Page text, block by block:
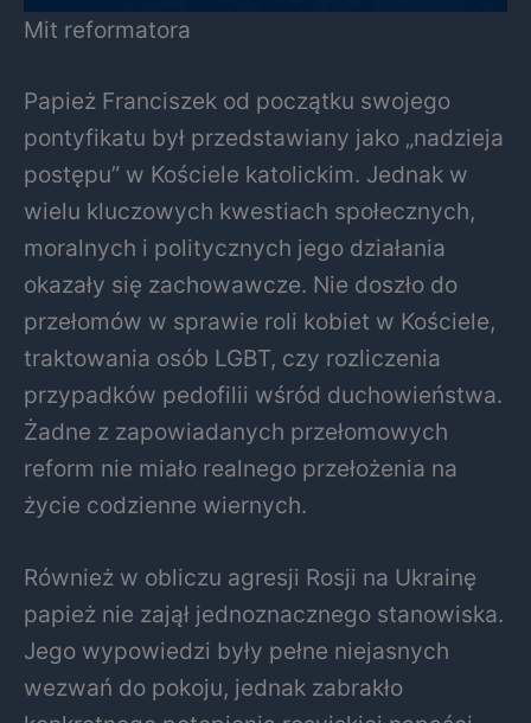
Mit reformatora
Papież Franciszek od początku swojego
pontyfikatu był przedstawiany jako „nadzieja
postępu” w Kościele katolickim. Jednak w
wielu kluczowych kwestiach społecznych,
moralnych i politycznych jego działania
okazały się zachowawcze. Nie doszło do
przełomów w sprawie roli kobiet w Kościele,
traktowania osób LGBT, czy rozliczenia
przypadków pedofilii wśród duchowieństwa.
Żadne z zapowiadanych przełomowych
reform nie miało realnego przełożenia na
życie codzienne wiernych.
Również w obliczu agresji Rosji na Ukrainę
papież nie zajął jednoznacznego stanowiska.
Jego wypowiedzi były pełne niejasnych
wezwań do pokoju, jednak zabrakło